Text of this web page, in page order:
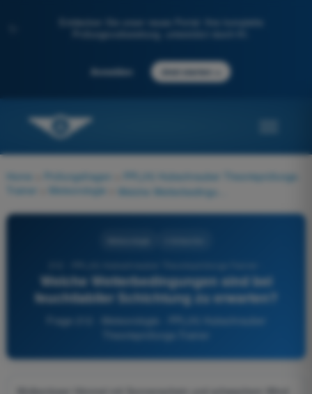
Entdecken Sie unser neues Portal: Ihre komplette
Prüfungsvorbereitung, unterstützt durch KI.
Anmelden Jetzt starten
Home Prüfungsfragen
PPL(H) Hubschrauber Theorieprüfungs-
Trainer
Meteorologie
Welche Wetterbedingungen sind bei
feuchtlabiler Schichtung zu erwarten?
Frage 212 - Meteorologie - PPL(H) Hubschrauber